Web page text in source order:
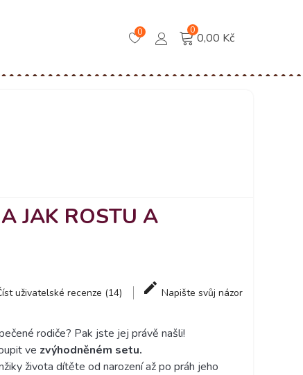
0 0
0,00 Kč
JAK ROSTU A
uživatelské recenze (14) Napište svůj názor
rodiče? Pak jste jej právě našli!
ve zvýhodněném setu.
života dítěte od narození až po práh jeho